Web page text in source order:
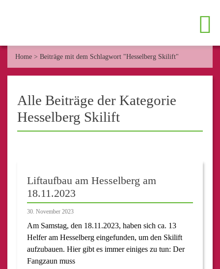
Home > Beiträge mit dem Schlagwort "Hesselberg Skilift"
Alle Beiträge der Kategorie
Hesselberg Skilift
Liftaufbau am Hesselberg am
18.11.2023
30. November 2023
Am Samstag, den 18.11.2023, haben sich ca. 13
Helfer am Hesselberg eingefunden, um den Skilift
aufzubauen. Hier gibt es immer einiges zu tun: Der
Fangzaun muss